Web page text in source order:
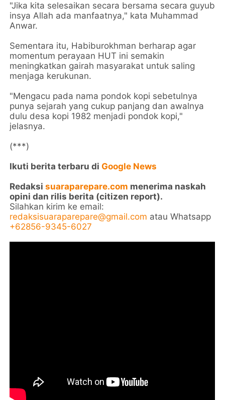
"Jika kita selesaikan secara bersama secara guyub
insya Allah ada manfaatnya," kata Muhammad
Anwar.
Sementara itu, Habiburokhman berharap agar
momentum perayaan HUT ini semakin
meningkatkan gairah masyarakat untuk saling
menjaga kerukunan.
"Mengacu pada nama pondok kopi sebetulnya
punya sejarah yang cukup panjang dan awalnya
dulu desa kopi 1982 menjadi pondok kopi,"
jelasnya.
(***)
Ikuti berita terbaru diGoogle News
Redaksisuaraparepare.com menerima naskah
opini dan rilis berita (citizen report).
Silahkan kirim ke email:
redaksisuaraparepare@gmail.com atau Whatsapp
+62856-9345-6027